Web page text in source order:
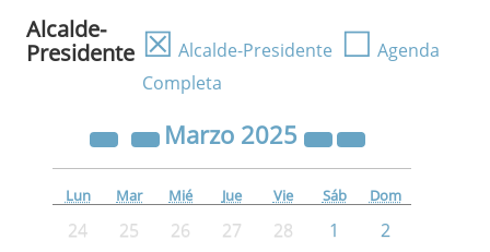
Alcalde-
Presidente ☒ Alcalde-Presidente ☐ Agenda
Completa
Marzo 2025
Lun Mar Mié Jue Vie Sáb Dom
24 25 26 27 28 1
2